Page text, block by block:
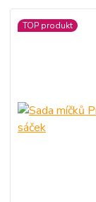
TOP produkt